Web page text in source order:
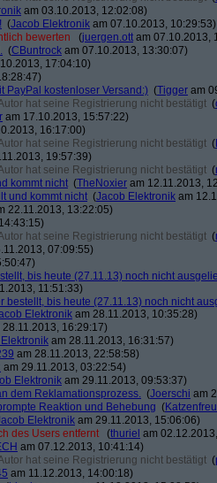
am 03.10.2013, 12:02:08)
(Jacob Elektronik am 07.10.2013, 10:29:53)
bewerten (juergen.ott am 07.10.2013,
(CBuntrock am 07.10.2013, 13:30:07)
17:04:10)
PayPal kostenloser Versand:) (Tigger am
hat seine Registrierung nicht bestätigt (
am 17.10.2013, 15:57:22)
16:17:00)
hat seine Registrierung nicht bestätigt (
19:57:39)
hat seine Registrierung nicht bestätigt (
kommt nicht (TheNoxier am 12.11.2013,
und kommt nicht (Jacob Elektronik am
22.11.2013, 13:22:05)
hat seine Registrierung nicht bestätigt (
07:09:55)
bis heute (27.11.13) noch nicht
11:51:33)
bestellt, bis heute (27.11.13) noch nicht
Elektronik am 28.11.2013, 10:35:28)
28.11.2013, 16:29:17)
am 28.11.2013, 16:31:57)
am 28.11.2013, 22:58:58)
am 29.11.2013, 03:22:54)
Elektronik am 29.11.2013, 09:53:37)
dem Reklamationsprozess. (Joerschi am
Reaktion und Behebung (
Elektronik am 29.11.2013, 15:06:06)
des Users entfernt (thuriel am
am 07.12.2013, 10:41:14)
hat seine Registrierung nicht bestätigt (
am 11.12.2013, 14:00:18)